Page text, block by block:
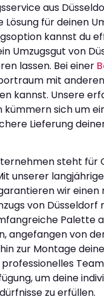
aus
für deinen
kannst du
Umzugsgut von
lassen. Bei einer
mit
kannst. Unsere
kümmern sich um
Lieferung
steht für
unserer
wir einen
von Düsseldorf
Palette
angefangen von
zur Montage
um deine
zu erfüllen.